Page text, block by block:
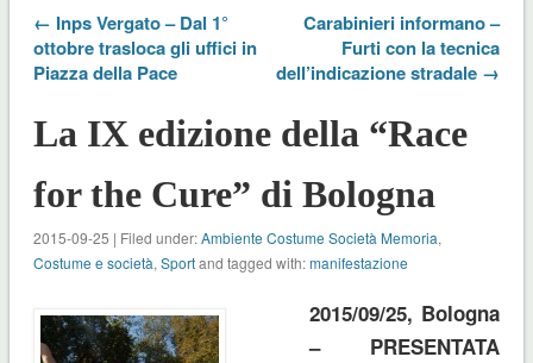
← Inps Vergato – Dal 1°
ottobre trasloca gli uffici in
Piazza della Pace
Carabinieri informano –
Furti con la tecnica
dell’indicazione stradale →
La IX edizione della “Race
for the Cure” di Bologna
2015-09-25 | Filed under:Ambiente Costume Società Memoria,
Costume e società, Sportand tagged with:manifestazione
2015/09/25, Bologna
– PRESENTATA